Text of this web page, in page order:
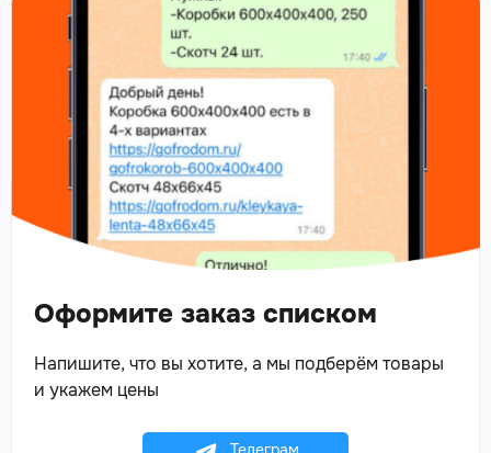
Оформите заказ списком
Напишите, что вы хотите, а мы подберём товары
и укажем цены